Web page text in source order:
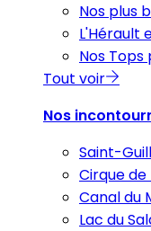
Nos plus
L'Hérault
Nos
Tout voir
Nos
Saint-
Cirque
Canal du
Lac du